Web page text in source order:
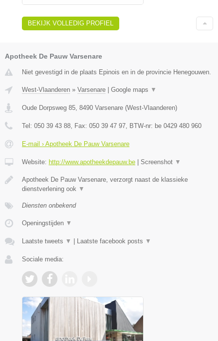
BEKIJK VOLLEDIG PROFIEL
Apotheek De Pauw Varsenare
Niet gevestigd in de plaats Epinois en in de provincie Henegouwen.
West-Vlaanderen » Varsenare Google maps ▼
Oude Dorpsweg 85 8490 Varsenare (West-Vlaanderen)
Tel: 050 39 43 88 , Fax: 050 39 47 97 , BTW-nr: be 0429 480 960
E-mail › Apotheek De Pauw Varsenare
Website: http://www.apotheekdepauw.be Screenshot ▼
Apotheek De Pauw Varsenare, verzorgt naast de klassieke
dienstverlening ook ▼
Diensten onbekend
Openingstijden ▼
Laatste tweets ▼ Laatste facebook posts ▼
Sociale media: